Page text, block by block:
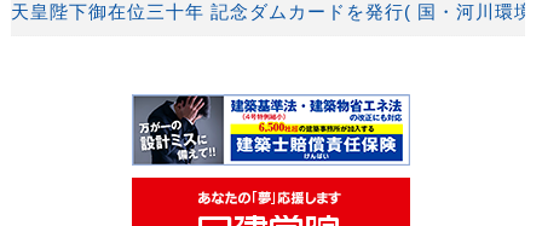
天皇陛下御在位三十年 記念ダムカードを発行( 国・河川環境